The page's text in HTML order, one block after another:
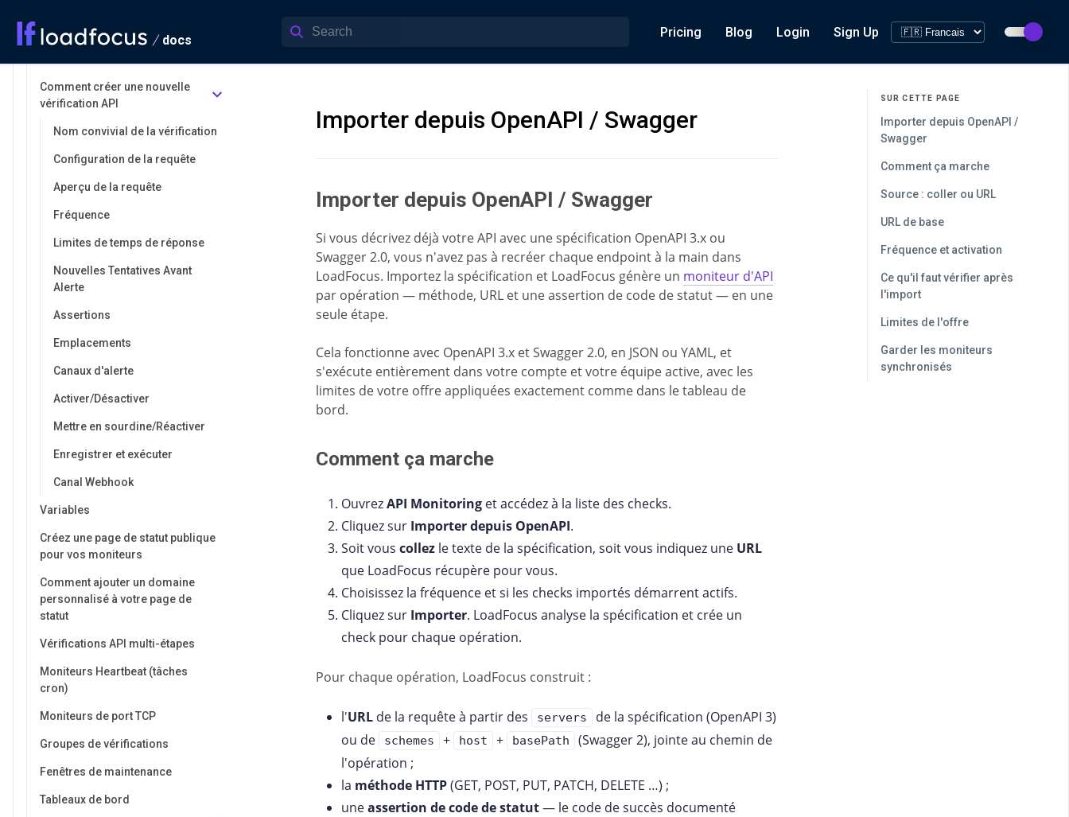
docs
Pricing Blog Login Sign Up
Comprendre les résultats des
Comment créer une nouvelle
vérification API
Nom convivial de la vérification
Configuration de la requête
Aperçu de la requête
Fréquence
Limites de temps de réponse
Nouvelles Tentatives Avant
Alerte
Assertions
Emplacements
Canaux d'alerte
Activer/Désactiver
Mettre en sourdine/Réactiver
Enregistrer et exécuter
Canal Webhook
Variables
Créez une page de statut publique
pour vos moniteurs
Comment ajouter un domaine
personnalisé à votre page de
statut
Vérifications API multi-étapes
Moniteurs Heartbeat (tâches
cron)
Moniteurs de port TCP
Groupes de vérifications
Fenêtres de maintenance
Tableaux de bord
Importer depuis OpenAPI / Swagger
Importer depuis OpenAPI / Swagger
Si vous décrivez déjà votre API avec une spécification OpenAPI 3.x ou
Swagger 2.0, vous n'avez pas à recréer chaque endpoint à la main dans
LoadFocus. Importez la spécification et LoadFocus génère un moniteur d'API
par opération — méthode, URL et une assertion de code de statut — en une
seule étape.
Cela fonctionne avec OpenAPI 3.x et Swagger 2.0, en JSON ou YAML, et
s'exécute entièrement dans votre compte et votre équipe active, avec les
limites de votre offre appliquées exactement comme dans le tableau de
bord.
Comment ça marche
OuvrezAPI Monitoring et accédez à la liste des checks.
Cliquez sur Importer depuis OpenAPI.
Soit vouscollez le texte de la spécification, soit vous indiquez une URL
que LoadFocus récupère pour vous.
Choisissez la fréquence et si les checks importés démarrent actifs.
Cliquez sur Importer. LoadFocus analyse la spécification et crée un
check pour chaque opération.
Pour chaque opération, LoadFocus construit :
l'URL de la requête à partir des servers
de la spécification (OpenAPI 3)
ou de
schemes + host + basePath
(Swagger 2), jointe au chemin de
l'opération ;
la méthode HTTP(GET, POST, PUT, PATCH, DELETE …) ;
uneassertion de code de statut— le code de succès documenté
SUR CETTE PAGE
Importer depuis OpenAPI /
Swagger
Comment ça marche
Source : coller ou URL
URL de base
Fréquence et activation
Ce qu'il faut vérifier après
l'import
Limites de l'offre
Garder les moniteurs
synchronisés